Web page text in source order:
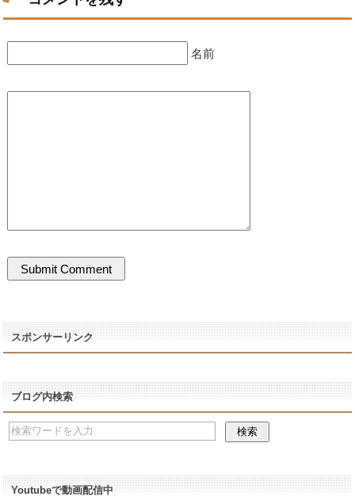
名前
スポンサーリンク
ブログ内検索
Youtubeで動画配信中